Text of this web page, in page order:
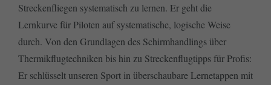
Streckenfliegen systematisch zu lernen. Er geht die
Lernkurve für Piloten auf systematische, logische Weise
durch. Von den Grundlagen des Schirmhandlings über
Thermikflugtechniken bis hin zu Streckenflugtipps für Profis:
Er schlüsselt unseren Sport in überschaubare Lernetappen mit